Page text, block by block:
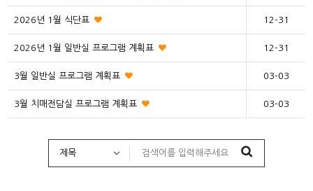
2026년 1월 식단표 12-31
2026년 1월 일반실 프로그램 계획표 12-31
3월 일반실 프로그램 계획표 03-03
3월 치매전담실 프로그램 계획표 03-03